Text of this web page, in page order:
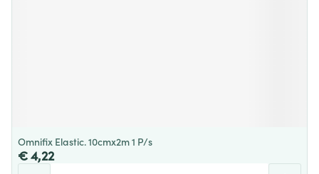
Omnifix Elastic. 10cmx2m 1 P/s
€ 4,22